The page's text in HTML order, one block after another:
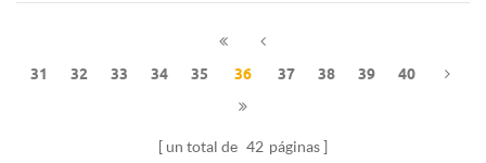
disuelve lentamente, soluble en
31 32 33 34 35 36 37 38 39 40
un total de 42 páginas